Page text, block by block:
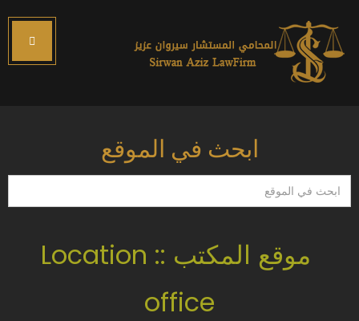
ابحث في الموقع
ابحث
في
موقع المكتب :: Location
office